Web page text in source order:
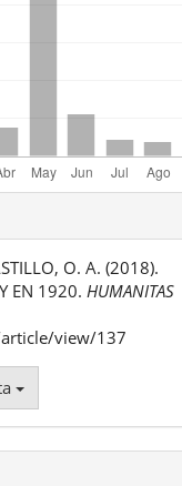
O. A. (2018).
EN 1920. HUMANITAS
view/137